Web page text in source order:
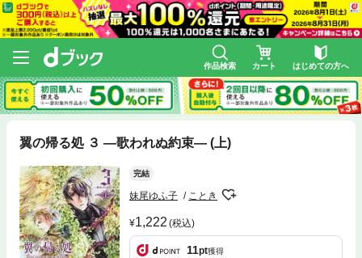
作品検索 カート はじめての方へ
翼の帰る処 ３ ―歌われぬ約束― (上)
完結
妹尾ゆふ子 ことき
1,222 (税込)
11pt獲得